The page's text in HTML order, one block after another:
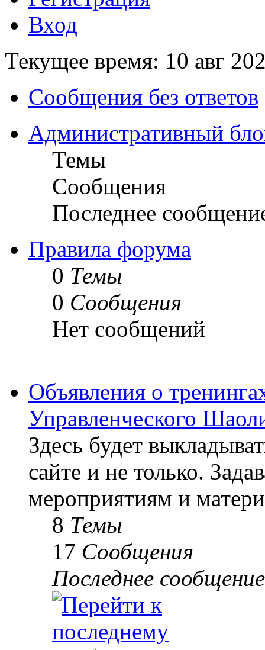
Вход
Текущее время: 10 авг
Сообщения без ответов
Административный
Темы
Сообщения
Последнее
Правила форума
0 Темы
0 Сообщения
Нет сообщений
Объявления о
Управленческого
Здесь будет
сайте и не только.
мероприятиям и
8 Темы
17 Сообщения
Последнее сообщение